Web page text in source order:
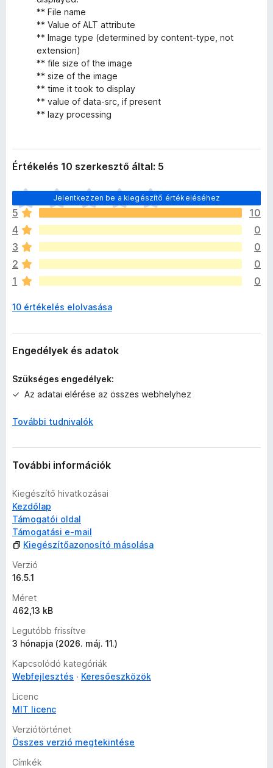
** File name
** Value of ALT attribute
** Image type (determined by content-type, not
extension)
** file size of the image
** size of the image
** time it took to display
** value of data-src, if present
** lazy processing
Értékelés 10 szerkesztő által: 5
Jelentkezzen be a kiegészítő értékeléséhez
M
é
g
n
i
n
c
s
n
k
c
g
s
é
t
é
k
e
l
é
s
e
5
10
4
0
3
0
2
0
1
0
10 értékelés elolvasása
Engedélyek és adatok
Szükséges engedélyek:
Az adatai elérése az összes webhelyhez
További tudnivalók
További információk
Kiegészítő hivatkozásai
Kezdőlap
Támogatói oldal
Támogatási e-mail
Kiegészítőazonosító másolása
Verzió
16.5.1
Méret
462,13 kB
Legutóbb frissítve
3 hónapja (2026. máj. 11.)
Kapcsolódó kategóriák
Webfejlesztés
Keresőeszközök
Licenc
MIT licenc
Verziótörténet
Összes verzió megtekintése
Címkék